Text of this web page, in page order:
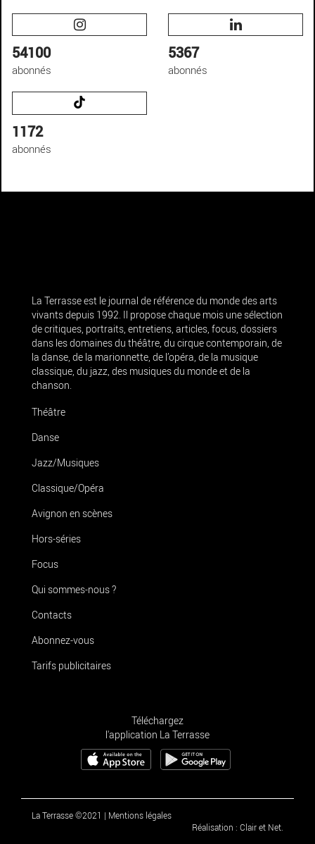
54100
abonnés
5367
abonnés
1172
abonnés
La Terrasse est le journal de référence du monde des arts
vivants depuis 1992. Il propose chaque mois une sélection
de critiques, portraits, entretiens, articles, focus, dossiers
dans les domaines du théâtre, du cirque contemporain, de
la danse, de la marionnette, de l’opéra, de la musique
classique, du jazz, des musiques du monde et de la
chanson.
Théâtre
Danse
Jazz/Musiques
Classique/Opéra
Avignon en scènes
Hors-séries
Focus
Qui sommes-nous ?
Contacts
Abonnez-vous
Tarifs publicitaires
Téléchargez
l'application La Terrasse
La Terrasse ©2021 | Mentions légales
Réalisation : Clair et Net.